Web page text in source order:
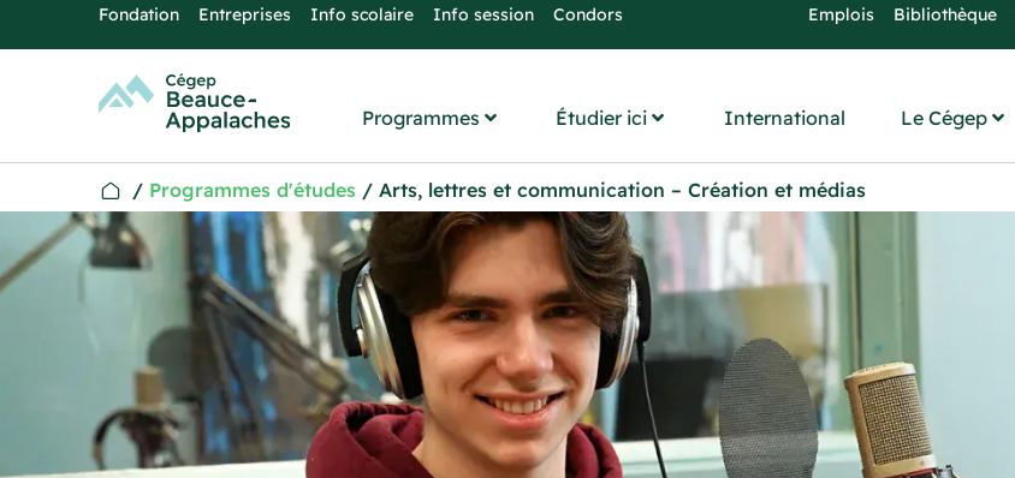
Fondation Entreprises Info scolaire Info session Condors Emplois Bibliothèque
Programmes Étudier ici International Le Cégep
/ Programmes d'études / Arts, lettres et communication – Création et médias